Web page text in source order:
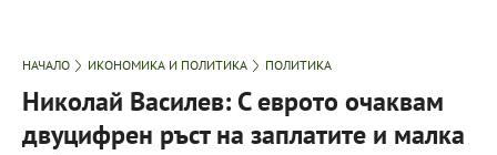
НАЧАЛО ИКОНОМИКА И ПОЛИТИКА ПОЛИТИКА
Николай Василев: С еврото очаквам
двуцифрен ръст на заплатите и малка